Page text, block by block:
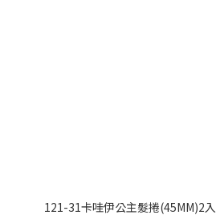
121-31卡哇伊公主髮捲(45MM)2入